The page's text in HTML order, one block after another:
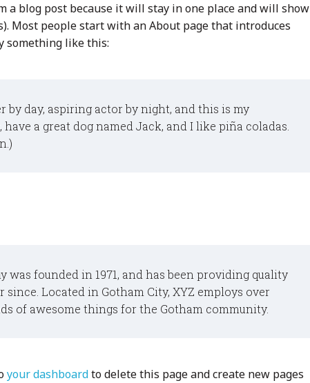
a blog post because it will stay in one place and will show
Most people start with an About page that introduces
something like this:
by day, aspiring actor by night, and this is my
a great dog named Jack, and I like piña coladas.
was founded in 1971, and has been providing quality
Located in Gotham City, XYZ employs over
of awesome things for the Gotham community.
your dashboardto delete this page and create new pages